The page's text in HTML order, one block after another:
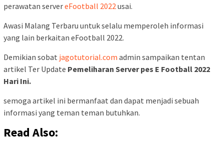
perawatan servereFootball 2022usai.
Awasi Malang Terbaru untuk selalu memperoleh informasi
yang lain berkaitan eFootball 2022.
Demikian sobat jagotutorial.com admin sampaikan tentan
artikel Ter Update Pemeliharan Server pes E Football 2022
Hari Ini.
semoga artikel ini bermanfaat dan dapat menjadi sebuah
informasi yang teman teman butuhkan.
Read Also: